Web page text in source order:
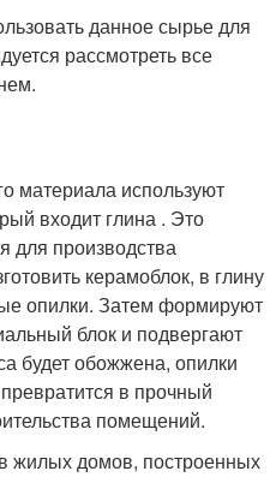
данное сырье для
рассмотреть все
материала используют
входит глина . Это
для производства
керамоблок, в глину
опилки. Затем формируют
блок и подвергают
будет обожжена, опилки
в прочный
помещений.
жилых домов, построенных